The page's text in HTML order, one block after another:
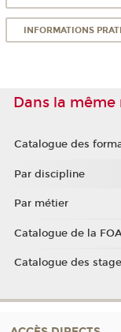
INFORMATIONS
Dans la
Catalogue des
Par discipline
Par métier
Catalogue de la
Catalogue des